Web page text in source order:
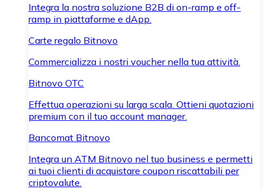
Integra la nostra soluzione B2B di on-ramp e off-
ramp in piattaforme e dApp.
Carte regalo Bitnovo
Commercializza i nostri voucher nella tua attività.
Bitnovo OTC
Effettua operazioni su larga scala. Ottieni quotazioni
premium con il tuo account manager.
Bancomat Bitnovo
Integra un ATM Bitnovo nel tuo business e permetti
ai tuoi clienti di acquistare coupon riscattabili per
criptovalute.